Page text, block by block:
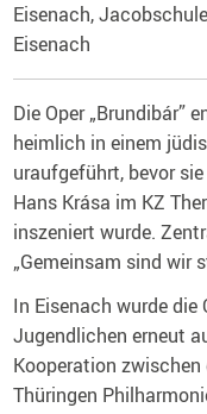
Eisenach,
Eisenach
Die Oper „Brundibár”
heimlich in einem
uraufgeführt, bevor
Hans Krása im KZ
inszeniert wurde.
„Gemeinsam sind wir
In Eisenach wurde die
Jugendlichen erneut
Kooperation
Thüringen